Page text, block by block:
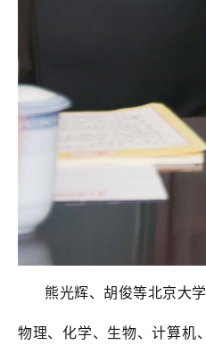
熊光辉、胡俊等北京大
物理、化学、生物、计算机